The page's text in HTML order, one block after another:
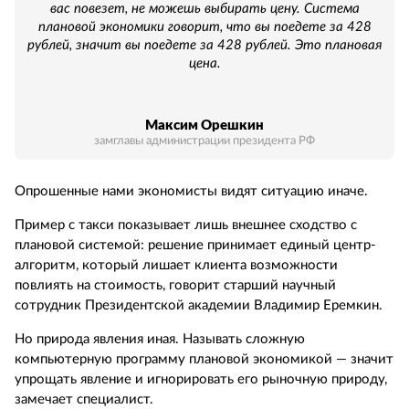
вас повезет, не можешь выбирать цену. Система
плановой экономики говорит, что вы поедете за 428
рублей, значит вы поедете за 428 рублей. Это плановая
цена.
Максим Орешкин
замглавы администрации президента РФ
Опрошенные нами экономисты видят ситуацию иначе.
Пример с такси показывает лишь внешнее сходство с
плановой системой: решение принимает единый центр-
алгоритм, который лишает клиента возможности
повлиять на стоимость, говорит старший научный
сотрудник Президентской академии Владимир Еремкин.
Но природа явления иная. Называть сложную
компьютерную программу плановой экономикой — значит
упрощать явление и игнорировать его рыночную природу,
замечает специалист.